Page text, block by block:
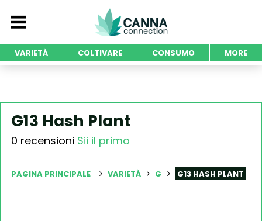
VARIETÀ COLTIVARE CONSUMO MORE
G13 Hash Plant
0 recensioni Sii il primo
PAGINA PRINCIPALE VARIETÀ G G13 HASH PLANT